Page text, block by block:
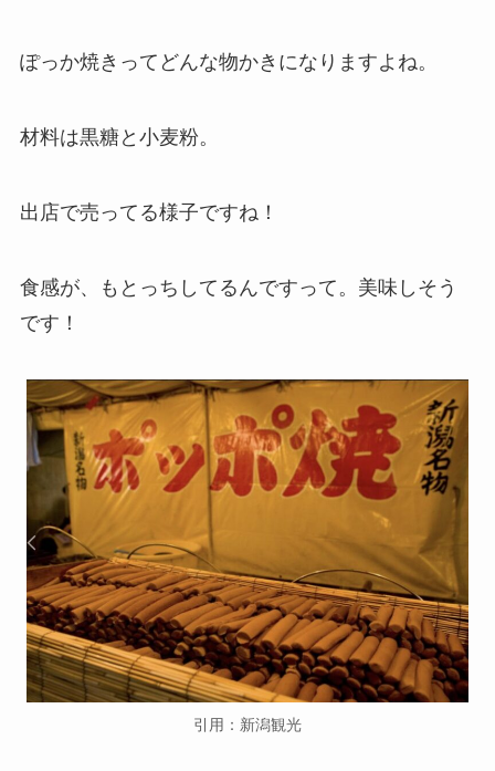
ぽっか焼きってどんな物かきになりますよね。
材料は黒糖と小麦粉。
出店で売ってる様子ですね！
食感が、もとっちしてるんですって。美味しそう
です！
引用：新潟観光